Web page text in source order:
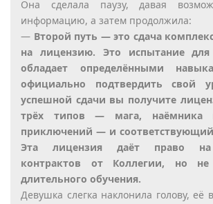
Она сделала паузу, давая
информацию, а затем продолжила:
— Второй путь — это сдача
на лицензию. Это испытание
обладает определёнными
официально подтвердить свой
успешной сдачи вы получите
трёх типов — мага, наёмника
приключений — и соответствующий
Эта лицензия даёт право на
контрактов от Коллегии, но не
длительного обучения.
Девушка слегка наклонила голову, её